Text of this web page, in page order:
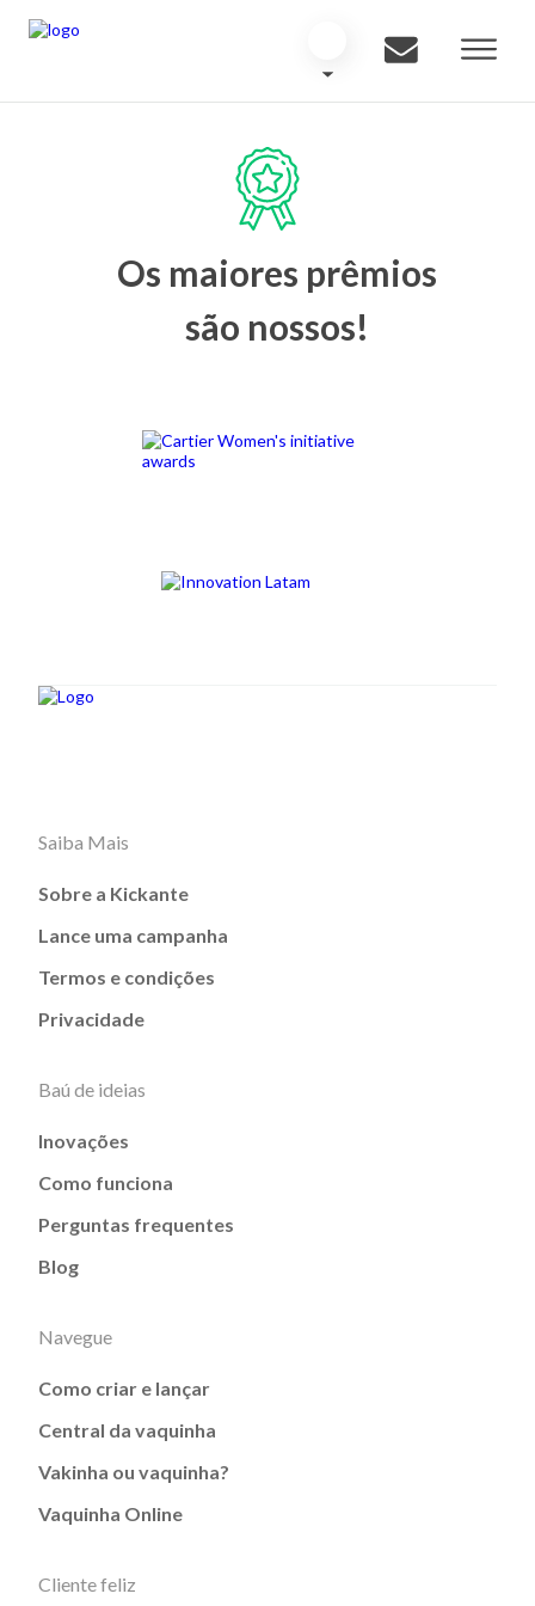
Os maiores prêmios
são nossos!
Saiba Mais
Sobre a Kickante
Lance uma campanha
Termos e condições
Privacidade
Baú de ideias
Inovações
Como funciona
Perguntas frequentes
Blog
Navegue
Como criar e lançar
Central da vaquinha
Vakinha ou vaquinha?
Vaquinha Online
Cliente feliz